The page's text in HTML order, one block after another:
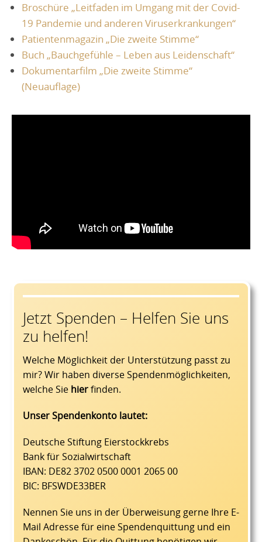
Broschüre „Leitfaden im Umgang mit der Covid-
19 Pandemie und anderen Viruserkrankungen“
Patientenmagazin „Die zweite Stimme“
Buch „Bauchgefühle – Leben aus Leidenschaft“
Dokumentarfilm „Die zweite Stimme“
(Neuauflage)
Jetzt Spenden – Helfen Sie uns
zu helfen!
Welche Möglichkeit der Unterstützung passt zu
mir? Wir haben diverse Spendenmöglichkeiten,
welche Sie hierfinden.
Unser Spendenkonto lautet:
Deutsche Stiftung Eierstockkrebs
Bank für Sozialwirtschaft
IBAN: DE82 3702 0500 0001 2065 00
BIC: BFSWDE33BER
Nennen Sie uns in der Überweisung gerne Ihre E-
Mail Adresse für eine Spendenquittung und ein